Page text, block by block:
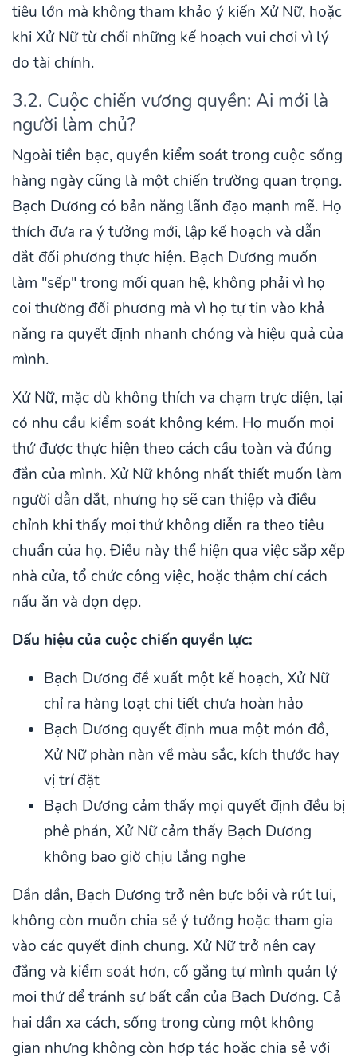
tiêu lớn mà không tham khảo ý kiến Xử Nữ, hoặc
khi Xử Nữ từ chối những kế hoạch vui chơi vì lý
do tài chính.
3.2. Cuộc chiến vương quyền: Ai mới là
người làm chủ?
Ngoài tiền bạc, quyền kiểm soát trong cuộc sống
hàng ngày cũng là một chiến trường quan trọng.
Bạch Dương có bản năng lãnh đạo mạnh mẽ. Họ
thích đưa ra ý tưởng mới, lập kế hoạch và dẫn
dắt đối phương thực hiện. Bạch Dương muốn
làm "sếp" trong mối quan hệ, không phải vì họ
coi thường đối phương mà vì họ tự tin vào khả
năng ra quyết định nhanh chóng và hiệu quả của
mình.
Xử Nữ, mặc dù không thích va chạm trực diện, lại
có nhu cầu kiểm soát không kém. Họ muốn mọi
thứ được thực hiện theo cách cầu toàn và đúng
đắn của mình. Xử Nữ không nhất thiết muốn làm
người dẫn dắt, nhưng họ sẽ can thiệp và điều
chỉnh khi thấy mọi thứ không diễn ra theo tiêu
chuẩn của họ. Điều này thể hiện qua việc sắp xếp
nhà cửa, tổ chức công việc, hoặc thậm chí cách
nấu ăn và dọn dẹp.
Dấu hiệu của cuộc chiến quyền lực:
Bạch Dương đề xuất một kế hoạch, Xử Nữ
chỉ ra hàng loạt chi tiết chưa hoàn hảo
Bạch Dương quyết định mua một món đồ,
Xử Nữ phàn nàn về màu sắc, kích thước hay
vị trí đặt
Bạch Dương cảm thấy mọi quyết định đều bị
phê phán, Xử Nữ cảm thấy Bạch Dương
không bao giờ chịu lắng nghe
Dần dần, Bạch Dương trở nên bực bội và rút lui,
không còn muốn chia sẻ ý tưởng hoặc tham gia
vào các quyết định chung. Xử Nữ trở nên cay
đắng và kiểm soát hơn, cố gắng tự mình quản lý
mọi thứ để tránh sự bất cẩn của Bạch Dương. Cả
hai dần xa cách, sống trong cùng một không
gian nhưng không còn hợp tác hoặc chia sẻ với